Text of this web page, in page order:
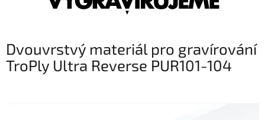
Dvouvrstvý materiál pro gravírování
TroPly Ultra Reverse PUR101-104